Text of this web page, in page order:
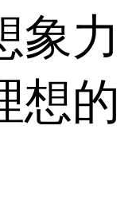
象力
想的